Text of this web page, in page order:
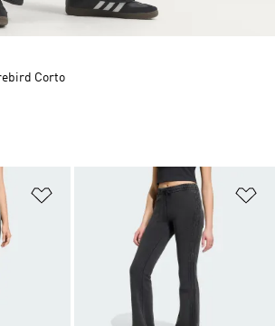
Añadir a la lista de deseos
Corto